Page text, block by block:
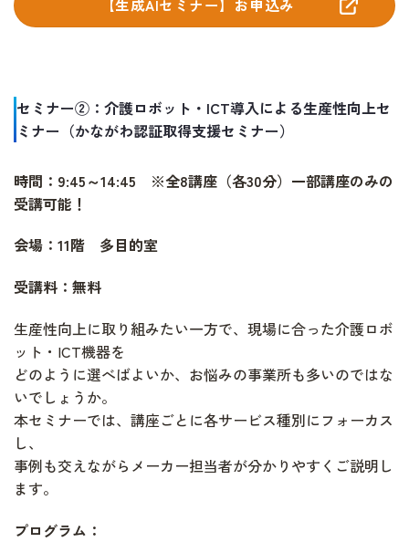
【生成AIセミナー】お申込み
セミナー②：介護ロボット・ICT導入による生産性向上セ
ミナー（かながわ認証取得支援セミナー）
時間：9:45～14:45 ※全8講座（各30分）一部講座のみの
受講可能！
会場：11階 多目的室
受講料：無料
生産性向上に取り組みたい一方で、現場に合った介護ロボ
ット・ICT機器を
どのように選べばよいか、お悩みの事業所も多いのではな
いでしょうか。
本セミナーでは、講座ごとに各サービス種別にフォーカス
し、
事例も交えながらメーカー担当者が分かりやすくご説明し
ます。
プログラム：